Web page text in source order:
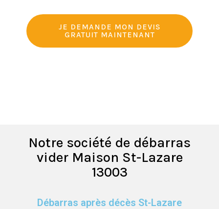
JE DEMANDE MON DEVIS
GRATUIT MAINTENANT
Notre société de débarras
vider Maison St-Lazare
13003
Débarras après décès St-Lazare